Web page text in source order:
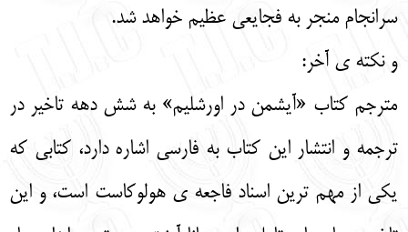
سرانجام منجر به فجایعی عظیم خواهد شد.
و نکته ی آخر:
مترجم کتاب «آیشمن در اورشلیم» به شش دهه تاخیر در
ترجمه و انتشار این کتاب به فارسی اشاره دارد، کتابی که
یکی از مهم ترین اسناد فاجعه ی هولوکاست است، و این